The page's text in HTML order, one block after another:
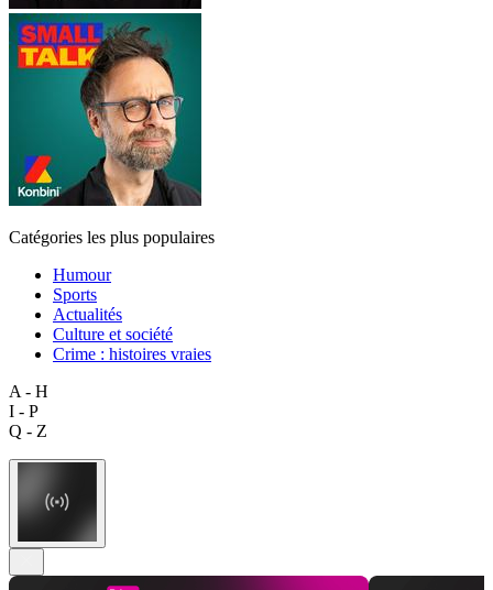
Catégories les plus populaires
Humour
Sports
Actualités
Culture et société
Crime : histoires vraies
A - H
I - P
Q - Z